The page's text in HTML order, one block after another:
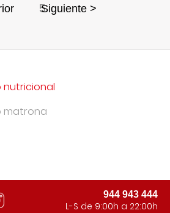
5
Siguiente >
nutricional
matrona
944 943 444
L-S de 9:00h a 22:00h